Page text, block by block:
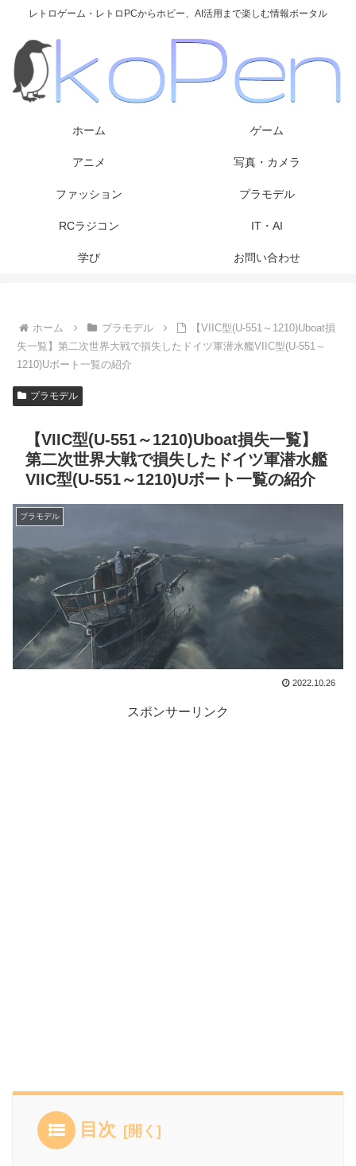
レトロゲーム・レトロPCからホビー、AI活用まで楽しむ情報ポータル
ホーム ゲーム
アニメ 写真・カメラ
ファッション プラモデル
RCラジコン IT・AI
学び お問い合わせ
ホーム プラモデル
【VIIC型(U-551～1210)Uboat損
失一覧】第二次世界大戦で損失したドイツ軍潜水艦VIIC型(U-551～
1210)Uボート一覧の紹介
プラモデル
【VIIC型(U-551～1210)Uboat損失一覧】
第二次世界大戦で損失したドイツ軍潜水艦
VIIC型(U-551～1210)Uボート一覧の紹介
プラモデル
2022.10.26
スポンサーリンク
目次